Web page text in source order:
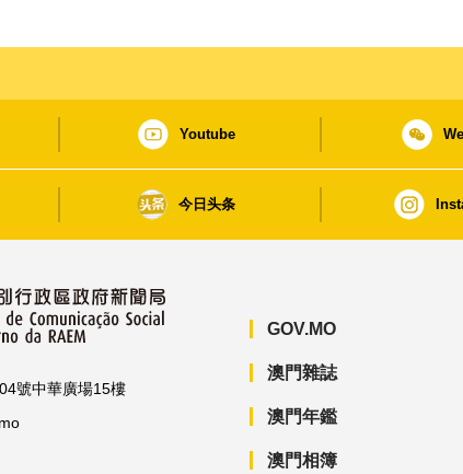
Youtube
今日头条
號中華廣場15樓
GOV.MO
澳門雜誌
澳門年鑑
澳門相簿